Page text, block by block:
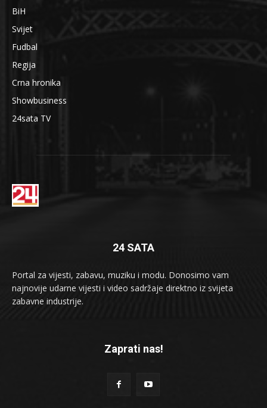
BiH
Svijet
Fudbal
Regija
Crna hronika
Showbusiness
24sata TV
24 SATA
Portal za vijesti, zabavu, muziku i modu. Donosimo vam
najnovije udarne vijesti i video sadržaje direktno iz svijeta
zabavne industrije.
Zaprati nas!